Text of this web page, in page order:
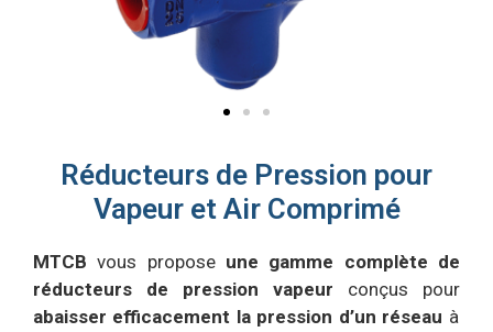
Réducteurs de Pression pour
Vapeur et Air Comprimé
MTCBvous propose une gamme complète de
réducteurs de pression vapeur conçus pour
abaisser efficacement la pression d’un réseau à